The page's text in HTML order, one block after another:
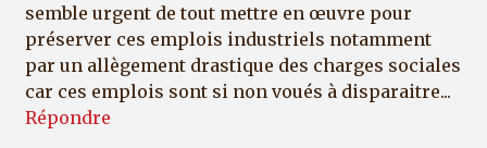
semble urgent de tout mettre en œuvre pour
préserver ces emplois industriels notamment
par un allègement drastique des charges sociales
car ces emplois sont si non voués à disparaitre...
Répondre